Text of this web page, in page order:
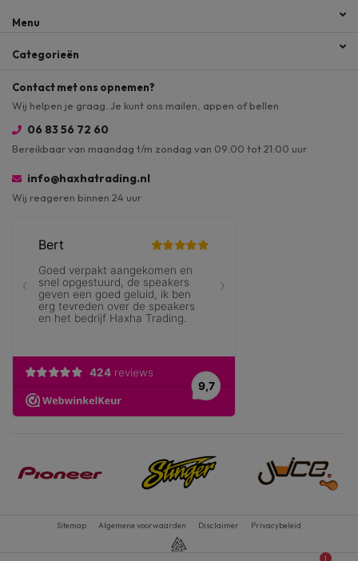
Menu
Categorieën
Contact met ons opnemen?
Wij helpen je graag. Je kunt ons mailen, appen of bellen
06 83 56 72 60
Bereikbaar van maandag t/m zondag van 09:00 tot 21:00 uur
info@haxhatrading.nl
Wij reageren binnen 24 uur
Sitemap Algemene voorwaarden Disclaimer Privacybeleid
1